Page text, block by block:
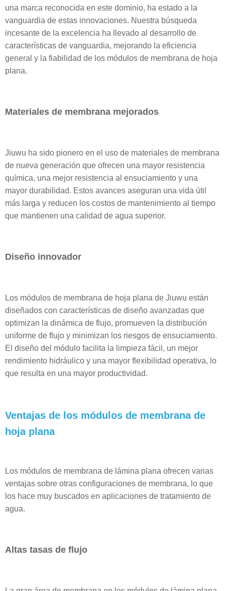
una marca reconocida en este dominio, ha estado a la
vanguardia de estas innovaciones. Nuestra búsqueda
incesante de la excelencia ha llevado al desarrollo de
características de vanguardia, mejorando la eficiencia
general y la fiabilidad de los módulos de membrana de hoja
plana.
Materiales de membrana mejorados
Jiuwu ha sido pionero en el uso de materiales de membrana
de nueva generación que ofrecen una mayor resistencia
química, una mejor resistencia al ensuciamiento y una
mayor durabilidad. Estos avances aseguran una vida útil
más larga y reducen los costos de mantenimiento al tiempo
que mantienen una calidad de agua superior.
Diseño innovador
Los módulos de membrana de hoja plana de Jiuwu están
diseñados con características de diseño avanzadas que
optimizan la dinámica de flujo, promueven la distribución
uniforme de flujo y minimizan los riesgos de ensuciamiento.
El diseño del módulo facilita la limpieza fácil, un mejor
rendimiento hidráulico y una mayor flexibilidad operativa, lo
que resulta en una mayor productividad.
Ventajas de los módulos de membrana de
hoja plana
Los módulos de membrana de lámina plana ofrecen varias
ventajas sobre otras configuraciones de membrana, lo que
los hace muy buscados en aplicaciones de tratamiento de
agua.
Altas tasas de flujo